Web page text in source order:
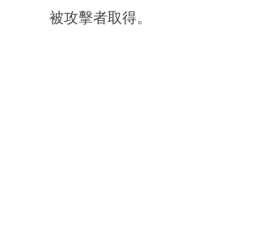
被攻擊者取得。